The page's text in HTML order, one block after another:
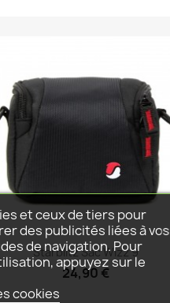
Aperçu rapide
Starblitz Sac Wizz 9
24,90 €
et ceux de tiers pour
des publicités liées à vos
de navigation. Pour
appuyez sur le
cookies